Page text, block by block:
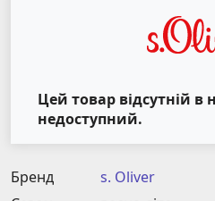
Цей товар відсутній в
недоступний.
Бренд
s. Oliver